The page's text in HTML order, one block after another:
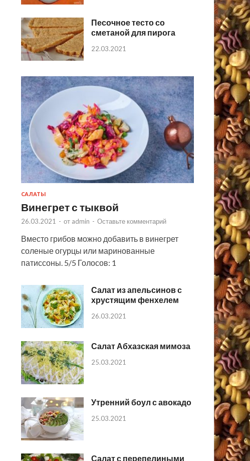
Песочное тесто со
сметаной для пирога
22.03.2021
САЛАТЫ
Винегрет с тыквой
26.03.2021 - от admin - Оставьте комментарий
Вместо грибов можно добавить в винегрет
соленые огурцы или маринованные
патиссоны. 5/5 Голосов: 1
Салат из апельсинов с
хрустящим фенхелем
26.03.2021
Салат Абхазская мимоза
25.03.2021
Утренний боул с авокадо
25.03.2021
Салат с перепелиными